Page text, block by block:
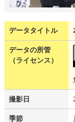
データタイトル
データの所管
（ライセンス）
撮影日
季節